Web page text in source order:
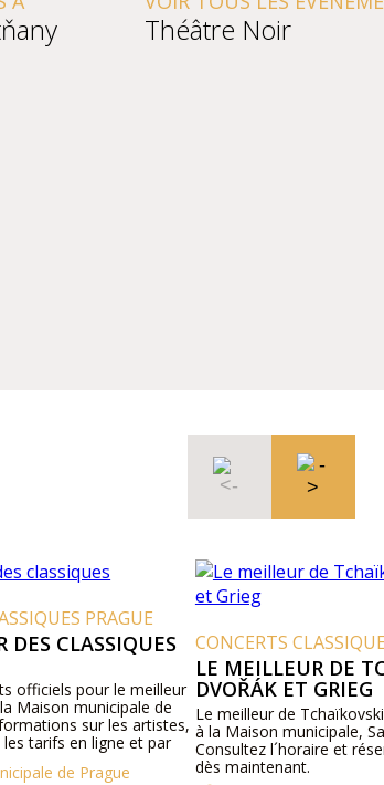
Théâtre Noir
PRAGUE
DES CLASSIQUES
officiels pour le meilleur
Maison municipale de
sur les artistes,
tarifs en ligne et par
de Prague
CONCERTS
LE MEILLEUR DE
DVOŘÁK ET GRIEG
Le meilleur de
à la Maison municipale,
Consultez l´horaire et
dès maintenant.